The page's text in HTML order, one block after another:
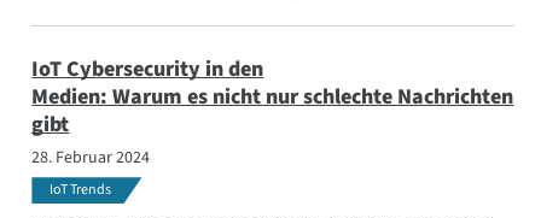
Solarenergie eine der wichtigsten Ressourcen für
saubere, erneuerbare Energie. Sehen Sie sich einige
innovative Solarbeispiele an.
IoT Cybersecurity in den
Medien: Warum es nicht nur schlechte Nachrichten
gibt
28. Februar 2024
IoT Trends